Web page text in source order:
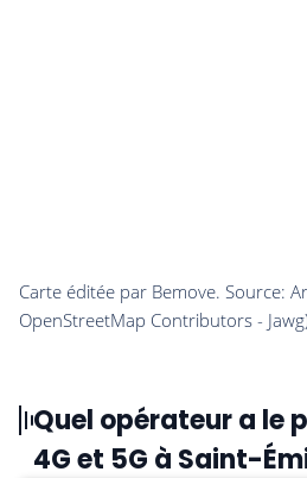
Quel opérateur a le
4G et 5G à Saint-